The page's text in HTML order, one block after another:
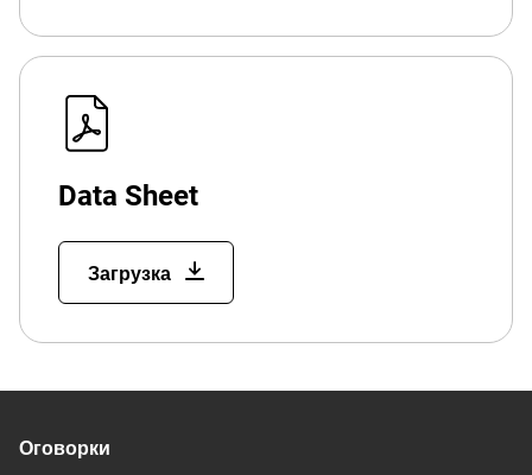
Data Sheet
Загрузка
Оговорки